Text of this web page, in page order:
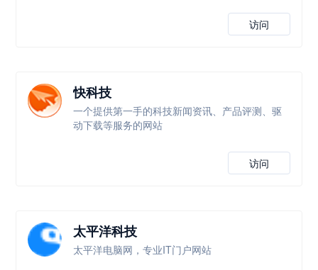
访问
快科技
一个提供第一手的科技新闻资讯、产品评测、驱
动下载等服务的网站
访问
太平洋科技
太平洋电脑网，专业IT门户网站